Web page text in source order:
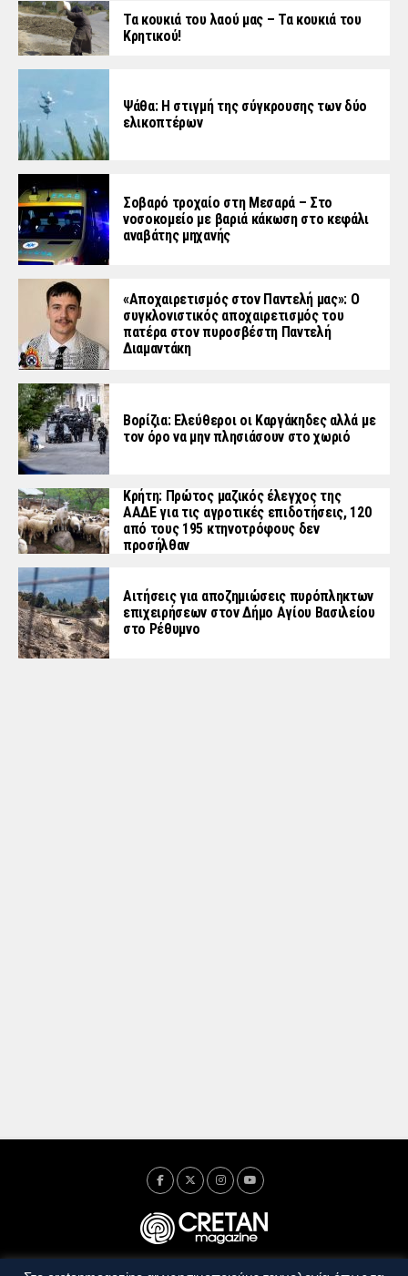
Τα κουκιά του λαού μας – Τα κουκιά του
Κρητικού!
Ψάθα: Η στιγμή της σύγκρουσης των δύο
ελικοπτέρων
Σοβαρό τροχαίο στη Μεσαρά – Στο
νοσοκομείο με βαριά κάκωση στο κεφάλι
αναβάτης μηχανής
«Aποχαιρετισμός στον Παντελή μας»: Ο
συγκλονιστικός αποχαιρετισμός του
πατέρα στον πυροσβέστη Παντελή
Διαμαντάκη
Βορίζια: Ελεύθεροι οι Καργάκηδες αλλά με
τον όρο να μην πλησιάσουν στο χωριό
Κρήτη: Πρώτος μαζικός έλεγχος της
ΑΑΔΕ για τις αγροτικές επιδοτήσεις, 120
από τους 195 κτηνοτρόφους δεν
προσήλθαν
Αιτήσεις για αποζημιώσεις πυρόπληκτων
επιχειρήσεων στον Δήμο Αγίου Βασιλείου
στο Ρέθυμνο